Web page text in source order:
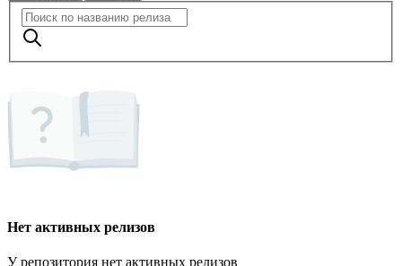
Нет активных релизов
У репозитория нет активных релизов